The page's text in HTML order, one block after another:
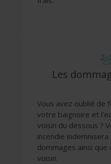
Les
Vous avez oublié de
votre baignoire et
voisin du dessous ?
incendie
dommages ainsi
voisin.